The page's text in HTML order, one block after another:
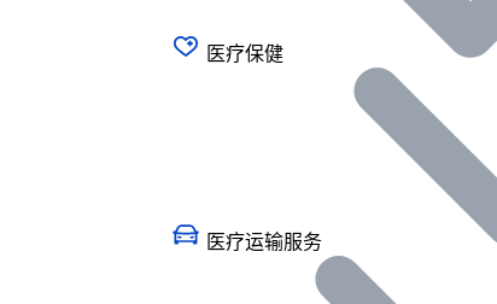
医疗保健
医疗运输服务